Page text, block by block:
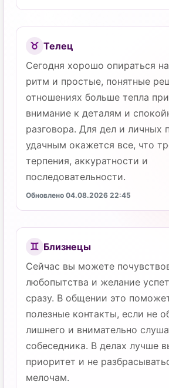
♉ Телец
Сегодня хорошо опираться
ритм и простые, понятные
отношениях больше тепла
внимание к деталям и
разговора. Для дел и личных
удачным окажется все, что
терпения, аккуратности и
последовательности.
Обновлено 04.08.2026 22:45
♊ Близнецы
Сейчас вы можете
любопытства и желание
сразу. В общении это
полезные контакты, если не
лишнего и внимательно
собеседника. В делах лучше
приоритет и не
мелочам.